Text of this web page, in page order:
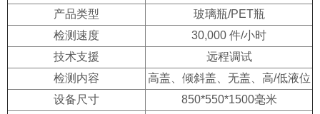
产品类型
玻璃瓶/PET瓶
检测速度
30,000 件/小时
技术支援
远程调试
检测内容
高盖、倾斜盖、无盖、高/低液位
设备尺寸
850*550*1500毫米